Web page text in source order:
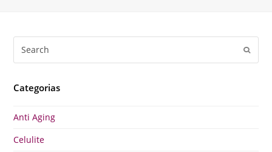
Categorias
Anti Aging
Celulite